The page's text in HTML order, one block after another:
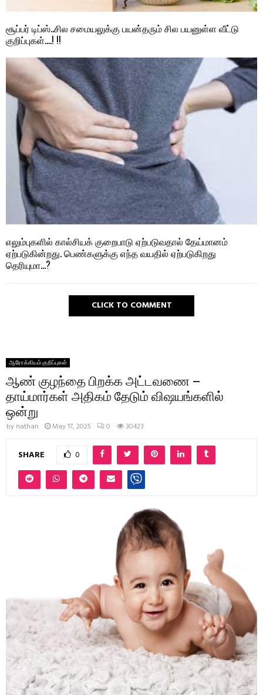
சூப்பர் டிப்ஸ்..சில சமையலுக்கு பயன்தரும் சில பயனுள்ள வீட்டு
குறிப்புகள்….! !!
எலும்புகளில் கால்சியக் குறைபாடு ஏற்படுவதால் தேய்மானம்
ஏற்படுகின்றது. பெண்களுக்கு எந்த வயதில் ஏற்படுகிறது
தெரியுமா…?
CLICK TO COMMENT
ஆரோக்கியம் குறிப்புகள்
ஆண் குழந்தை பிறக்க அட்டவணை –
தாய்மார்கள் அதிகம் தேடும் விஷயங்களில்
ஒன்று
by nathan May 17, 2025 0 30423
SHARE 0